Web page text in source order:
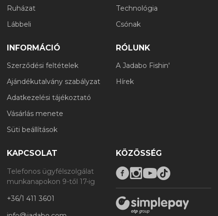
Ruházat
Lábbeli
Technológia
Csónak
INFORMÁCIÓ
Szerződési feltételek
Ajándékutalvány szabályzat
Adatkezelési tájékoztató
Vásárlás menete
Süti beállítások
RÓLUNK
A Jadabo Fishin'
Hírek
KAPCSOLAT
Telefonos ügyfélszolgálat
munkanapokon 9-től 17-ig
+36/1 411 3601
KÖZÖSSÉG